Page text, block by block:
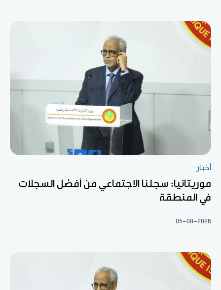
أخبار
موريتانيا: سجلنا الاجتماعي من أفضل السجلات
في المنطقة
05-08-2026